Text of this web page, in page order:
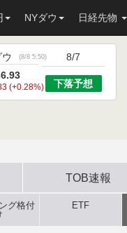
NYダウ 日経先物
(8/8 5:50)
(+0.28%)
8/7
下落予想
TOB速報
グ格付
ETF